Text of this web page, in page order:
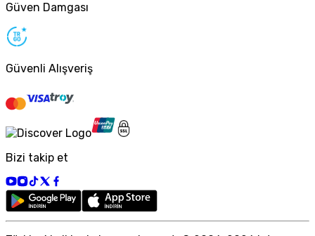
Güven Damgası
Güvenli Alışveriş
Bizi takip et